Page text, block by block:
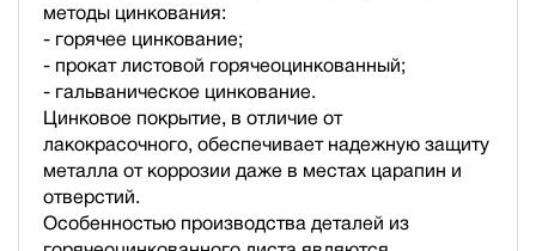
методы цинкования:
- горячее цинкование;
- прокат листовой горячеоцинкованный;
- гальваническое цинкование.
Цинковое покрытие, в отличие от
лакокрасочного, обеспечивает надежную защиту
металла от коррозии даже в местах царапин и
отверстий.
Особенностью производства деталей из